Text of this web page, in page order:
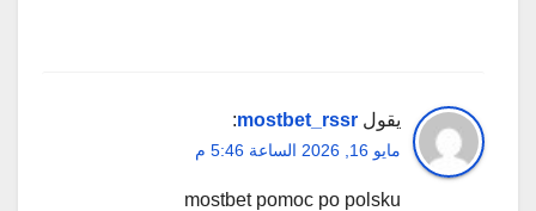
يقول mostbet_rssr
:
مايو 16, 2026 الساعة 5:46 م
mostbet pomoc po polsku